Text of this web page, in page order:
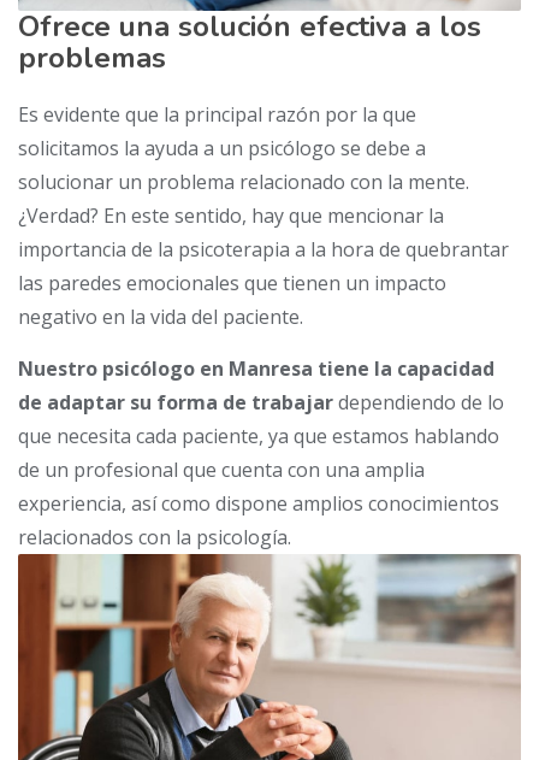
Ofrece una solución efectiva a los
problemas
Es evidente que la principal razón por la que
solicitamos la ayuda a un psicólogo se debe a
solucionar un problema relacionado con la mente.
¿Verdad? En este sentido, hay que mencionar la
importancia de la psicoterapia a la hora de quebrantar
las paredes emocionales que tienen un impacto
negativo en la vida del paciente.
Nuestro psicólogo en Manresa tiene la capacidad
de adaptar su forma de trabajardependiendo de lo
que necesita cada paciente, ya que estamos hablando
de un profesional que cuenta con una amplia
experiencia, así como dispone amplios conocimientos
relacionados con la psicología.